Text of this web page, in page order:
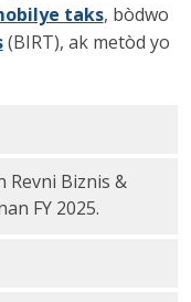
taks, bòdwo
(BIRT), ak metòd yo
PDF
Revni Biznis &
FY 2025.